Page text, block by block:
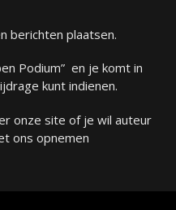
berichten plaatsen.
Podium” en je komt in
kunt indienen.
onze site of je wil auteur
ons opnemen